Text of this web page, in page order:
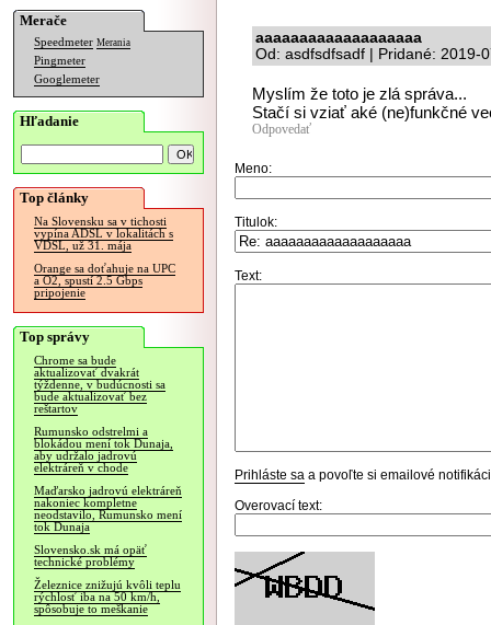
Merače
Speedmeter Merania
Pingmeter
Googlemeter
Hľadanie
Top články
Na Slovensku sa v tichosti
vypína ADSL v lokalitách s
VDSL, už 31. mája
Orange sa doťahuje na UPC
a O2, spustí 2.5 Gbps
pripojenie
Top správy
Chrome sa bude
aktualizovať dvakrát
týždenne, v budúcnosti sa
bude aktualizovať bez
reštartov
Rumunsko odstrelmi a
blokádou mení tok Dunaja,
aby udržalo jadrovú
elektráreň v chode
Maďarsko jadrovú elektráreň
nakoniec kompletne
neodstavilo, Rumunsko mení
tok Dunaja
Slovensko.sk má opäť
technické problémy
Železnice znižujú kvôli teplu
rýchlosť iba na 50 km/h,
spôsobuje to meškanie
aaaaaaaaaaaaaaaaaaa
Od: asdfsdfsadf | Pridané: 2019-
Myslím že toto je zlá správa...
Stačí si vziať aké (ne)funkčné
Odpovedať
Meno:
Titulok:
Text:
Prihláste sa a povoľte si emailové
Overovací text: